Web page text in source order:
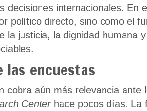
decisiones internacionales. En
político directo, sino como el
la justicia, la dignidad humana
las encuestas
cobra aún más relevancia ante
Centerhace pocos días. La